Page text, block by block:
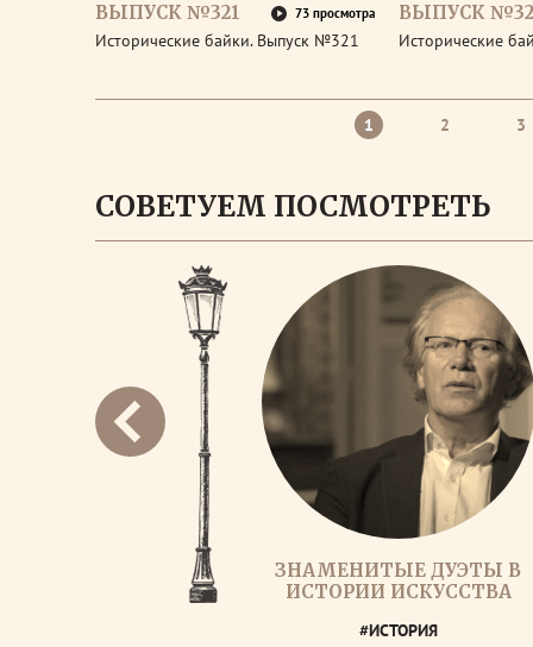
ВЫПУСК №321 73 просмотра
Исторические байки. Выпуск №321
ВЫПУСК
Исторические
1 2 3
СОВЕТУЕМ ПОСМОТРЕТЬ
ЗНАМЕНИТЫЕ ДУЭТЫ В
ИСТОРИИ ИСКУССТВА
#ИСТОРИЯ